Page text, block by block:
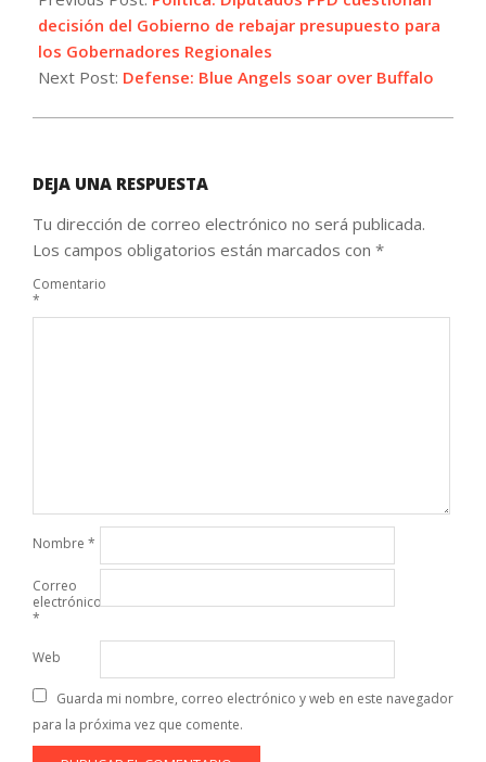
10
decisión del Gobierno de rebajar presupuesto para
los Gobernadores Regionales
Next Post: Defense: Blue Angels soar over Buffalo
DEJA UNA RESPUESTA
Tu dirección de correo electrónico no será publicada.
Los campos obligatorios están marcados con *
Comentario
*
Nombre *
Correo
electrónico
*
Web
Guarda mi nombre, correo electrónico y web en este navegador
para la próxima vez que comente.